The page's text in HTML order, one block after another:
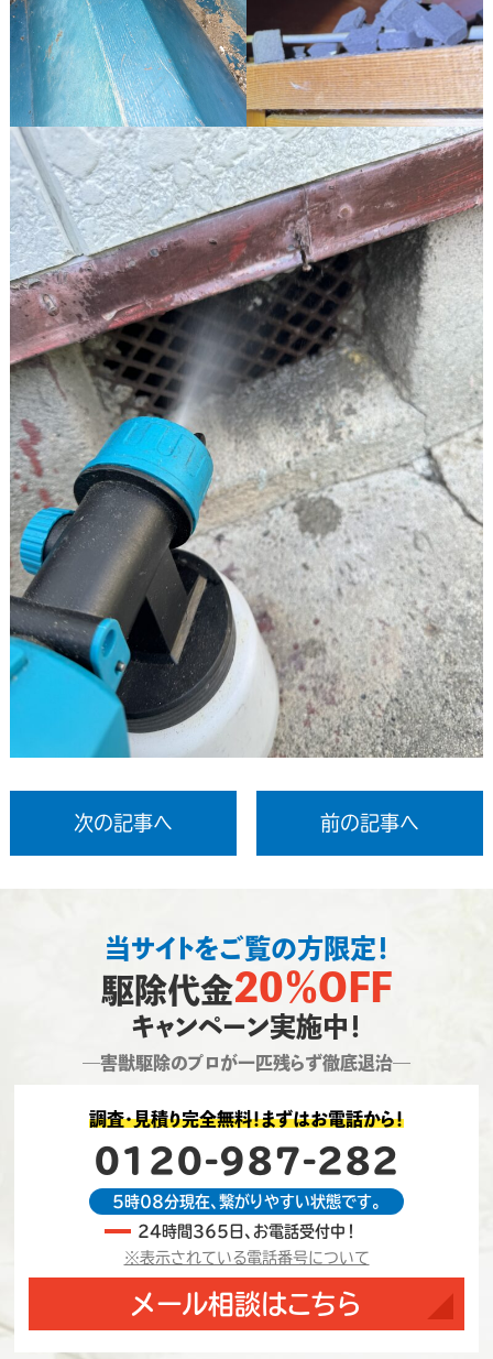
次の記事へ 前の記事へ
当サイトをご覧の方限定！
駆除代金20％OFF
キャンペーン実施中！
―害獣駆除のプロが一匹残らず徹底退治―
調査・見積り完全無料！まずはお電話から！
0120-987-282
5時08分現在、繋がりやすい状態です。
24時間365日、お電話受付中！
※表示されている電話番号について
メール相談はこちら